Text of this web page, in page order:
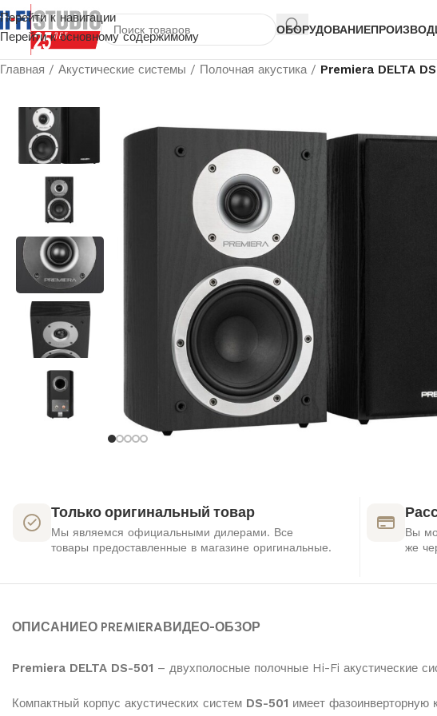
Перейти к навигации
Перейти к основному содержимому
ОБОРУДОВАНИЕ
Главная / Акустические системы / Полочная акустика/ Premiera DELTA
Только оригинальный товар
Мы являемся официальными дилерами. Все
товары предоставленные в магазине оригинальные.
Вы
же
ОПИСАНИЕО PREMIERAВИДЕО-ОБЗОР
Premiera DELTA DS-501 – двухполосные полочные Hi-Fi акустические
Компактный корпус акустических систем DS-501 имеет фазоинверторную